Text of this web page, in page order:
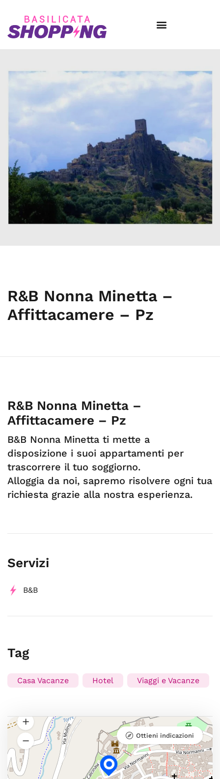
R&B Nonna Minetta –
Affittacamere – Pz
R&B Nonna Minetta –
Affittacamere – Pz
B&B Nonna Minetta ti mette a
disposizione i suoi appartamenti per
trascorrere il tuo soggiorno.
Alloggia da noi, sapremo risolvere ogni tua
richiesta grazie alla nostra esperienza.
Servizi
B&B
Tag
Casa Vacanze Hotel Viaggi e Vacanze
Ottieni indicazioni